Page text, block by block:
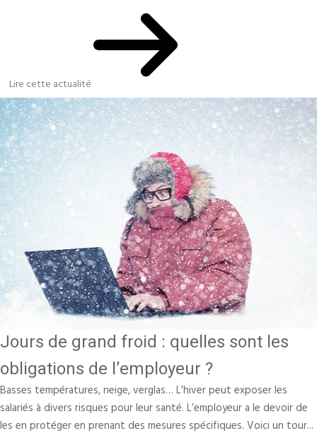
Lire cette actualité
Jours de grand froid : quelles sont les
obligations de l’employeur ?
Basses températures, neige, verglas… L’hiver peut exposer les
salariés à divers risques pour leur santé. L’employeur a le devoir de
les en protéger en prenant des mesures spécifiques. Voici un tour...